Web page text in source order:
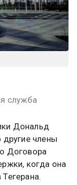
служба
Дональд
члены
Договора
когда она